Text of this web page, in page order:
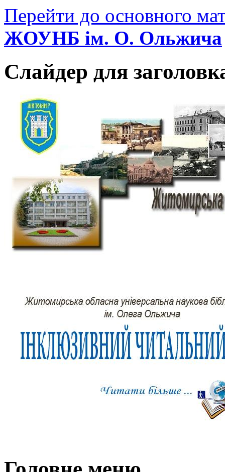
Перейти до основного
ЖОУНБ ім. О. Ольжича
Слайдер для